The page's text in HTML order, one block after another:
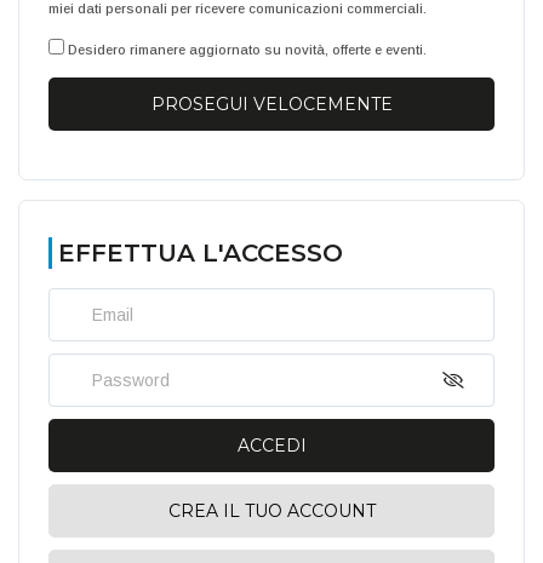
miei dati personali per ricevere comunicazioni commerciali.
Desidero rimanere aggiornato su novità, offerte e eventi.
PROSEGUI VELOCEMENTE
EFFETTUA L'ACCESSO
ACCEDI
CREA IL TUO ACCOUNT